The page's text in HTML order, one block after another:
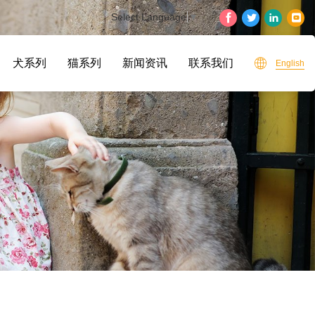
Select Language▼
English
犬系列 猫系列 新闻资讯 联系我们